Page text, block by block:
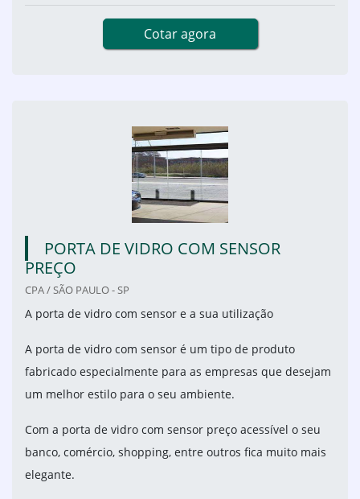
Cotar agora
PORTA DE VIDRO COM SENSOR
PREÇO
CPA / SÃO PAULO - SP
A porta de vidro com sensor e a sua utilização
A porta de vidro com sensor é um tipo de produto
fabricado especialmente para as empresas que desejam
um melhor estilo para o seu ambiente.
Com a porta de vidro com sensor preço acessível o seu
banco, comércio, shopping, entre outros fica muito mais
elegante.